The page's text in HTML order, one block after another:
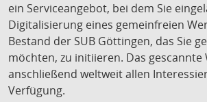
ein Serviceangebot, bei dem Sie
Digitalisierung eines gemeinfreien
Bestand der SUB Göttingen, das Sie
möchten, zu initiieren. Das gescannte
anschließend weltweit allen
Verfügung.